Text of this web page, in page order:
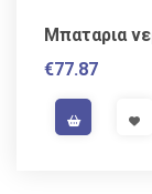
Μπαταρια
€77.87